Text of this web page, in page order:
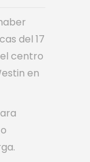
del 17
centro
en